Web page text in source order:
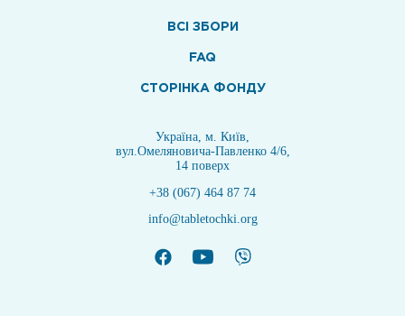
ВСI ЗБОРИ
FAQ
СТОРІНКА ФОНДУ
Україна, м. Київ,
вул.Омеляновича-Павленко 4/6,
14 поверх
+38 (067) 464 87 74
info@tabletochki.org